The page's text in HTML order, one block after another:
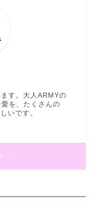
す。大人ARMYの
を、たくさんの
いです。
／